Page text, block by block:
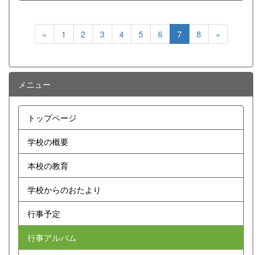
« 1 2 3 4 5 6 7 8 »
メニュー
トップページ
学校の概要
本校の教育
学校からのおたより
行事予定
行事アルバム